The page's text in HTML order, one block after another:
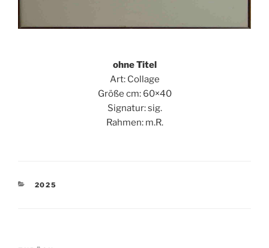
ohne Titel
Art: Collage
Größe cm: 60×40
Signatur: sig.
Rahmen: m.R.
KATEGORIEN
2025
Beitragsnavigation